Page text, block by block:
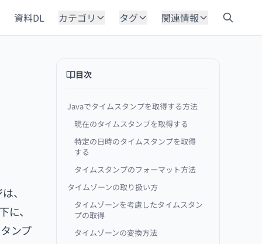
資料DL カテゴリ タグ 関連情報
、
、
ンプ
目次
Javaでタイムスタンプを取得する方法
現在のタイムスタンプを取得する
特定の日時のタイムスタンプを取得
する
タイムスタンプのフォーマット方法
タイムゾーンの取り扱い方
タイムゾーンを考慮したタイムスタン
プの取得
タイムゾーンの変換方法